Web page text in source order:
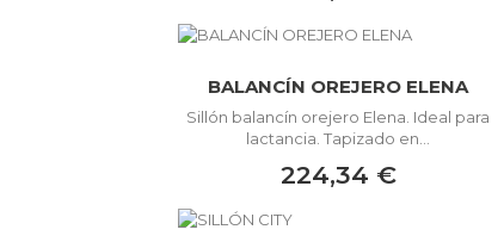
BALANCÍN OREJERO ELENA
Sillón balancín orejero Elena. Ideal para
lactancia. Tapizado en...
224,34 €